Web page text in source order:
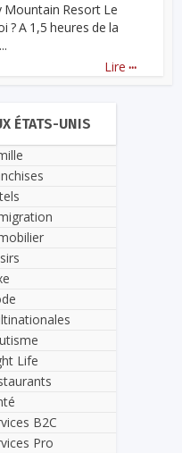
Mountain Resort Le
? A 1,5 heures de la
Lire ...
ÉTATS-UNIS
Life
B2C
Pro